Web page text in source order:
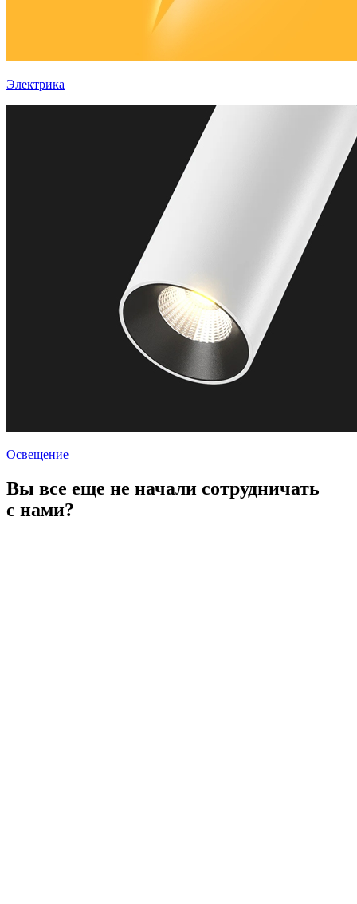
Электрика
Освещение
Вы все еще не начали сотрудничать
с нами?